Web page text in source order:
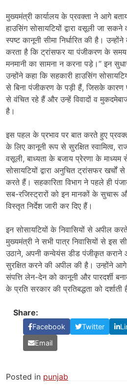
मुख्यमंत्री कार्यालय के प्रवक्ता ने आगे
हाउसिंग सोसायटियों द्वारा वसूली जा
स्पष्ट कानूनी सीमा निर्धारित की है।
करता है कि ट्रांसफर या पंजीकरण के समय
मनमानी का सामना न करना पड़े।” इन
उन्होंने कहा कि सहकारी हाउसिंग
से बिना पंजीकरण के पड़ी हैं, जिसके कारण
से वंचित रहे हैं और उन्हें विवादों व
है।
इस पहल के प्रभाव पर बात करते हुए
के लिए कानूनी रूप से सुरक्षित स्वामित्व,
वसूली, बाध्यता के बजाय प्रेरणा के
सोसायटियों द्वारा अनुचित ट्रांसफर खर्चों
करते हैं। सहकारिता विभाग ने पहले ही
सब-रजिस्ट्रारों को इन मानकों के सुचारू
विस्तृत निर्देश जारी कर दिए हैं।
इन सोसायटियों के निवासियों से अपील
मुख्यमंत्री ने सभी पात्र निवासियों से इस
उठाने, अपनी कन्वेयंस डीड पंजीकृत कराने
सुरक्षित करने की अपील की है। उन्होंने
संपत्ति लेन-देन को कानूनी और पारदर्शी
के प्रति सरकार की प्रतिबद्धता को दर्शाती
Share:
Facebook Twitter
Email
Posted in punjab